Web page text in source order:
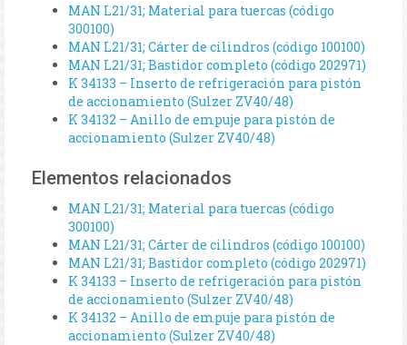
MAN L21/31; Material para tuercas (código
300100)
MAN L21/31; Cárter de cilindros (código 100100)
MAN L21/31; Bastidor completo (código 202971)
K 34133 – Inserto de refrigeración para pistón
de accionamiento (Sulzer ZV40/48)
K 34132 – Anillo de empuje para pistón de
accionamiento (Sulzer ZV40/48)
Elementos relacionados
MAN L21/31; Material para tuercas (código
300100)
MAN L21/31; Cárter de cilindros (código 100100)
MAN L21/31; Bastidor completo (código 202971)
K 34133 – Inserto de refrigeración para pistón
de accionamiento (Sulzer ZV40/48)
K 34132 – Anillo de empuje para pistón de
accionamiento (Sulzer ZV40/48)